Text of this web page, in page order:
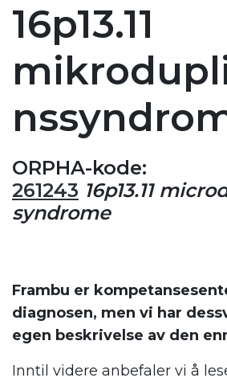
16p13.11
ORPHA-kode:
261243 16p13.11
syndrome
Frambu er
diagnosen, men vi har
egen beskrivelse av den
Inntil videre anbefaler vi å